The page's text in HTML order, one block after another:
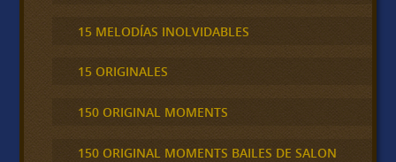
15 MELODÍAS INOLVIDABLES
15 ORIGINALES
150 ORIGINAL MOMENTS
150 ORIGINAL MOMENTS BAILES DE SALON